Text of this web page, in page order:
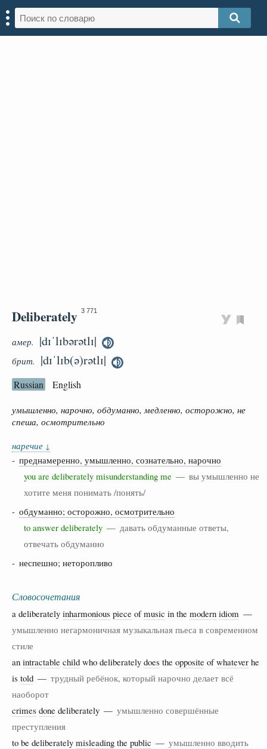
Deliberately 3 771
амер. |dɪˈlɪbərətlɪ|
брит. |dɪˈlɪb(ə)rətlɪ|
Russian English
умышленно, нарочно, обдуманно, медленно, осторожно, не
спеша, осмотрительно
наречие ↓
- преднамеренно, умышленно, сознательно, нарочно
you are deliberately misunderstanding me — вы умышленно не
хотите меня понимать /понять/
- обдуманно; осторожно, осмотрительно
to answer deliberately — давать обдуманные ответы,
отвечать обдуманно
- неспешно; неторопливо
Словосочетания
a deliberately inharmonious piece ofmusic in the modern idiom —
умышленно негармоничная музыкальная пьеса в современном
стиле
an intractable child who deliberately does the opposite ofwhatever he
is told — трудный ребёнок, который нарочно делает всё
наоборот
crimes done deliberately — умышленно совершённые
преступления
to be deliberately misleading the public — умышленно вводить